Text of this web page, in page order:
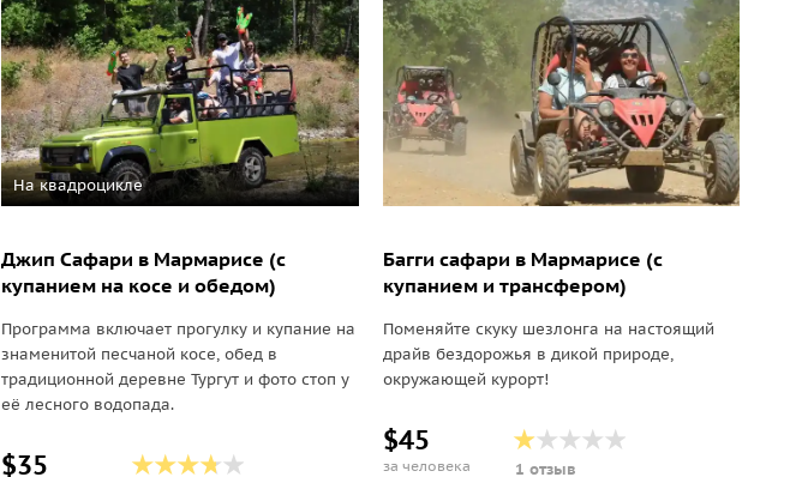
На квадроцикле
Джип Сафари в Мармарисе (с
купанием на косе и обедом)
Программа включает прогулку и купание на
знаменитой песчаной косе, обед в
традиционной деревне Тургут и фото стоп у
её лесного водопада.
$35
Багги сафари в Мармарисе (с
купанием и трансфером)
Поменяйте скуку шезлонга на настоящий
драйв бездорожья в дикой природе,
окружающей курорт!
$45
за человека 1 отзыв